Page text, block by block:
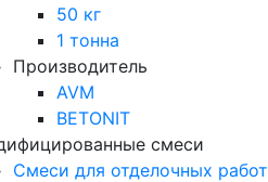
50 кг
1 тонна
Производитель
AVM
BETONIT
смеси
Смеси для отделочных работ